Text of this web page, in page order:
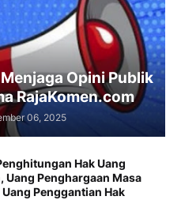
Opini Publik
RajaKomen.com
06, 2025
Hak Uang
Uang Penghargaan Masa
Penggantian Hak